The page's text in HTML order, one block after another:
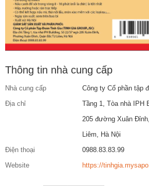
Thông tin nhà cung cấp
Nhà cung cấp
Công ty Cổ phần tập
Địa chỉ
Tầng 1, Tòa nhà IPH
205 đường Xuân
Liêm, Hà Nội
Điện thoại
0988.83.83.99
Website
https://